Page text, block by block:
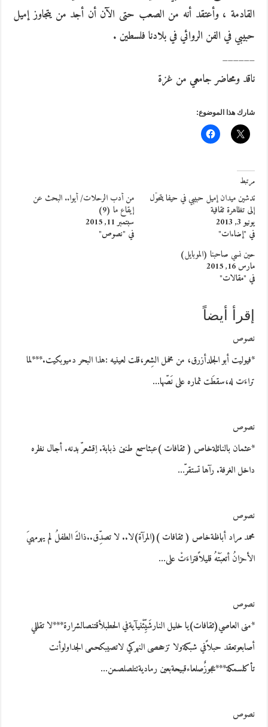
القادمة ، وأعتقد أنه من الصعب حتى الآن أن أجد من يتجاوز إميل
حبيبي في الفن الروائي في بلادنا فلسطين .
______
ناقد ومحاضر جامعي من غزة
شارك هذا الموضوع:
مرتبط
تدشين ميدان إميل حبيبي في حيفا يتحوّل
إلى تظاهرة ثقافية
يونيو 3, 2013
في "إضاءات"
من أدب الرحلات/ أيوا.. البحث عن
إيقاع ما (9)
سبتمبر 11, 2015
في "نصوص"
حين نسي صاحبنا (الموبايل)
مارس 16, 2015
في "مقالات"
إقرأ أيضاً
نصوص
*فيوليت أبو الجلدأزرق، من مخمل الشِعر،قلت لعينيه :هذا البحر دميوبكيت.***لما
تراءَت له،سقطَت ثماره على نَصّها…
نصوص
*عثمان بالنائلةخاص ( ثقافات )عبثاسمع طنين ذبابة. اِقشعرّ بدنه. أجال نظره
داخل الغرفة. رآها تستقرّ…
نصوص
محمد مراد أباظةخاص ( ثقافات )(المرآة)لا.. لا تصدِّق..ذاكَ الطفلُ لم يهرمهيَ
الأحزانُ أتعبَتْهُ قليلاًفتراءَتْ على…
نصوص
*منى العاصي(ثقافات)يا خليل النارشَيِّئْنيآيةفي الحطبلأقتنصالشرارة***لا تقللي
أصابعوتعقد حبلاًفي شبكةولا تزححصى النهركي لاتصيبكحمى الجداولوأنت
تأكلسمكة***عجوزٌصلعاءقبيحةبعين رماديةتتلصلصمن…
نصوص